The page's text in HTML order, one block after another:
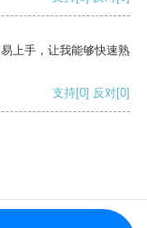
上手，让我能够快速熟
支持[0] 反对[0]